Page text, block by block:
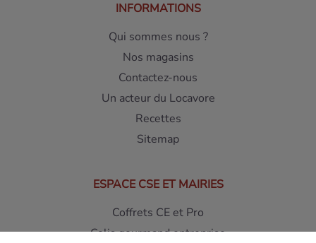
INFORMATIONS
Qui sommes nous ?
Nos magasins
Contactez-nous
Un acteur du Locavore
Recettes
Sitemap
ESPACE CSE ET MAIRIES
Coffrets CE et Pro
Colis gourmand entreprise